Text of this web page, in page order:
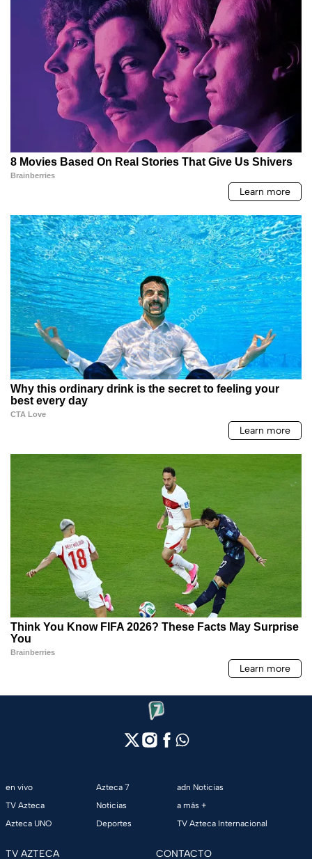
en vivo
TV Azteca
Azteca UNO
Azteca 7
Noticias
Deportes
adn Noticias
a más +
TV Azteca Internacional
TV AZTECA CONTACTO